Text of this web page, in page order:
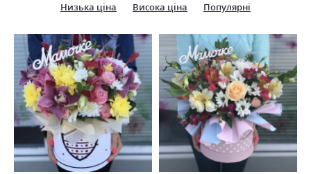
Низька ціна Висока ціна Популярні